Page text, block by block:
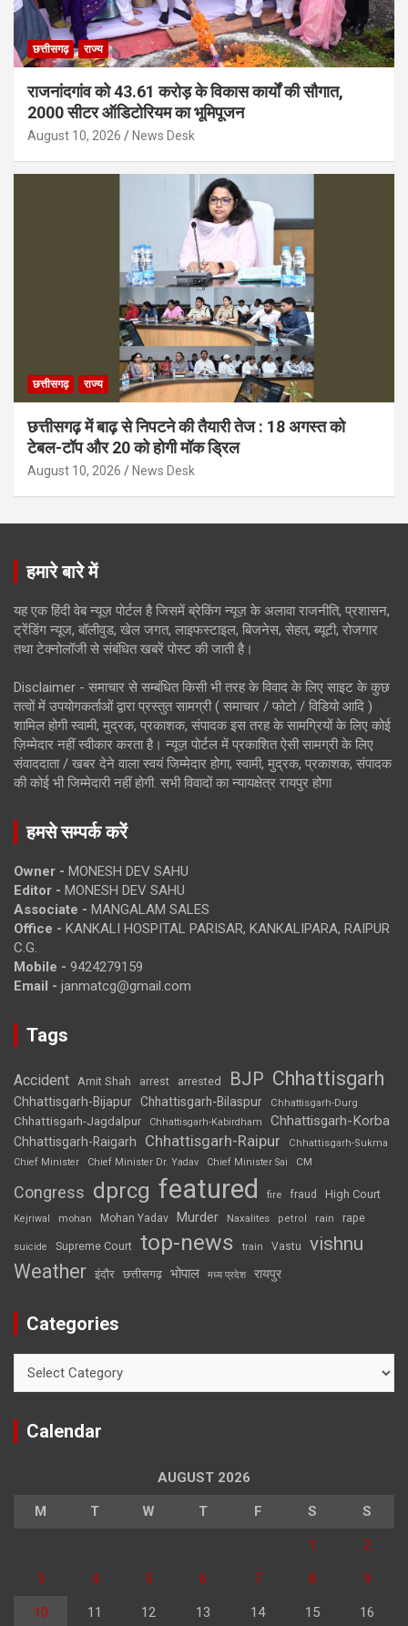
छत्तीसगढ़ राज्य
राजनांदगांव को 43.61 करोड़ के विकास कार्यों की सौगात,
2000 सीटर ऑडिटोरियम का भूमिपूजन
August 10, 2026 News Desk
छत्तीसगढ़ राज्य
छत्तीसगढ़ में बाढ़ से निपटने की तैयारी तेज : 18 अगस्त को
टेबल-टॉप और 20 को होगी मॉक ड्रिल
August 10, 2026 News Desk
हमारे बारे में
यह एक हिंदी वेब न्यूज़ पोर्टल है जिसमें ब्रेकिंग न्यूज़ के अलावा राजनीति, प्रशासन,
ट्रेंडिंग न्यूज, बॉलीवुड, खेल जगत, लाइफस्टाइल, बिजनेस, सेहत, ब्यूटी, रोजगार
तथा टेक्नोलॉजी से संबंधित खबरें पोस्ट की जाती है।
Disclaimer - समाचार से सम्बंधित किसी भी तरह के विवाद के लिए साइट के कुछ
तत्वों में उपयोगकर्ताओं द्वारा प्रस्तुत सामग्री ( समाचार / फोटो / विडियो आदि )
शामिल होगी स्वामी, मुद्रक, प्रकाशक, संपादक इस तरह के सामग्रियों के लिए कोई
ज़िम्मेदार नहीं स्वीकार करता है। न्यूज़ पोर्टल में प्रकाशित ऐसी सामग्री के लिए
संवाददाता / खबर देने वाला स्वयं जिम्मेदार होगा, स्वामी, मुद्रक, प्रकाशक, संपादक
की कोई भी जिम्मेदारी नहीं होगी. सभी विवादों का न्यायक्षेत्र रायपुर होगा
हमसे सम्पर्क करें
Owner - MONESH DEV SAHU
Editor - MONESH DEV SAHU
Associate - MANGALAM SALES
Office - KANKALI HOSPITAL PARISAR, KANKALIPARA, RAIPUR
C.G.
Mobile - 9424279159
Email - janmatcg@gmail.com
Tags
Accident Amit Shah arrest arrested BJP Chhattisgarh
Chhattisgarh-Bijapur Chhattisgarh-Bilaspur Chhattisgarh-Durg
Chhattisgarh-Jagdalpur Chhattisgarh-Kabirdham Chhattisgarh-Korba
Chhattisgarh-Raigarh Chhattisgarh-Raipur
Chhattisgarh-Sukma
Chief Minister
Chief Minister Dr. Yadav Chief Minister Sai CM
Congress dprcg featured fire fraud High Court
Kejriwal mohan Mohan Yadav Murder Naxalites petrol rain rape
suicide Supreme Court top-news train Vastu vishnu
Weather इंदौर छत्तीसगढ़ भोपाल मध्य प्रदेश रायपुर
Categories
Calendar
AUGUST 2026
M T W T F S S
1 2
3 4 5 6 7 8 9
10 11 12 13 14 15 16